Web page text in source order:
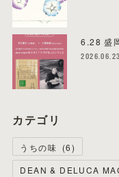
6.28 盛
カテゴリ
うちの味 (6)
DEAN & DELUCA